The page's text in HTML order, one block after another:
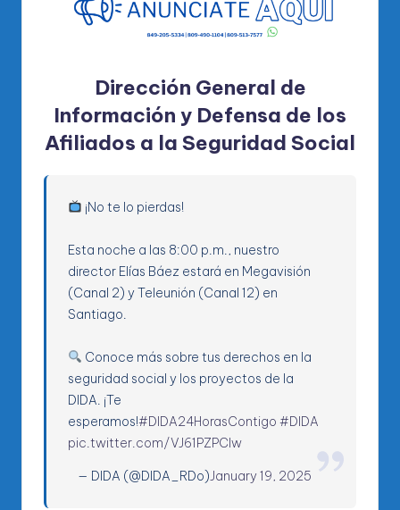
Dirección General de
Información y Defensa de los
Afiliados a la Seguridad Social
¡No te lo pierdas!
Esta noche a las 8:00 p.m., nuestro
director Elías Báez estará en Megavisión
(Canal 2) y Teleunión (Canal 12) en
Santiago.
Conoce más sobre tus derechos en la
seguridad social y los proyectos de la
DIDA. ¡Te
esperamos!#DIDA24HorasContigo #DIDA
pic.twitter.com/VJ61PZPClw
— DIDA (@DIDA_RDo)January 19, 2025